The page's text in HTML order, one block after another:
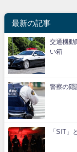
最新の記事
交通機動
い箱
警察の隠
「SIT」